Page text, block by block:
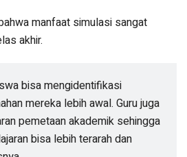
manfaat simulasi sangat
akhir.
bisa mengidentifikasi
mereka lebih awal. Guru juga
pemetaan akademik sehingga
bisa lebih terarah dan